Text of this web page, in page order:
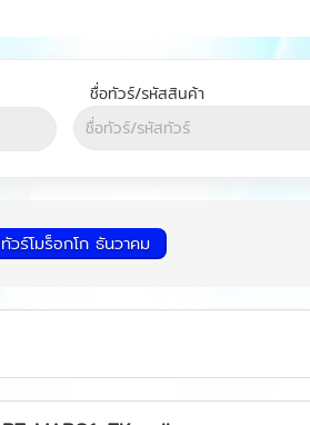
ทัวร์โมร็อกโก ธันวาคม